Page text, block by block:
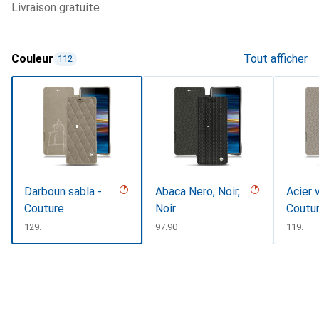
livraison gratuite
Couleur 112 Tout afficher
Darboun sabla -
Couture
CHF
129.–
Abaca Nero, Noir,
Noir
CHF
97.90
Acier
CHF
119.–